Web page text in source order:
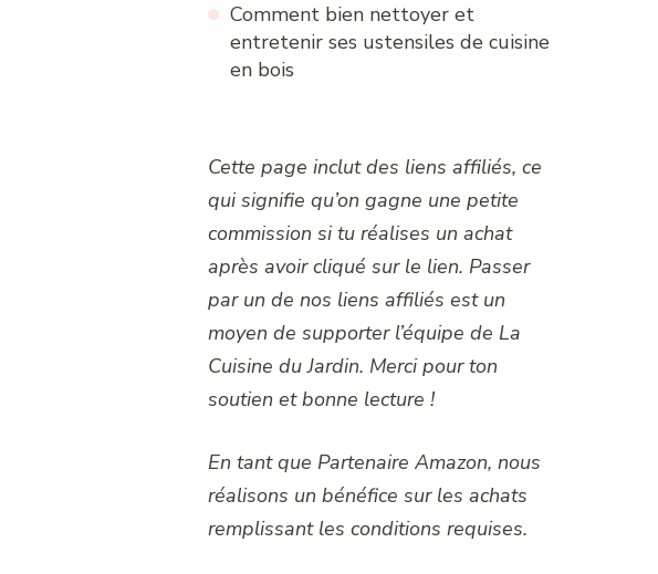
Comment bien nettoyer et
entretenir ses ustensiles de cuisine
en bois
Cette page inclut des liens affiliés, ce
qui signifie qu’on gagne une petite
commission si tu réalises un achat
après avoir cliqué sur le lien. Passer
par un de nos liens affiliés est un
moyen de supporter l’équipe de La
Cuisine du Jardin. Merci pour ton
soutien et bonne lecture !
En tant que Partenaire Amazon, nous
réalisons un bénéfice sur les achats
remplissant les conditions requises.